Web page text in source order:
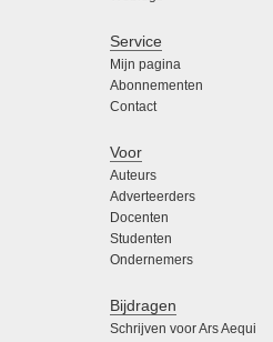
Service
Mijn pagina
Abonnementen
Contact
Voor
Auteurs
Adverteerders
Docenten
Studenten
Ondernemers
Bijdragen
Schrijven voor Ars Aequi